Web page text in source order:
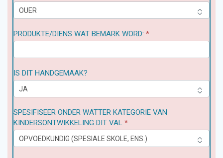
PRODUKTE/DIENS WAT BEMARK WORD: *
IS DIT HANDGEMAAK?
SPESIFISEER ONDER WATTER KATEGORIE VAN
KINDERSONTWIKKELING DIT VAL *